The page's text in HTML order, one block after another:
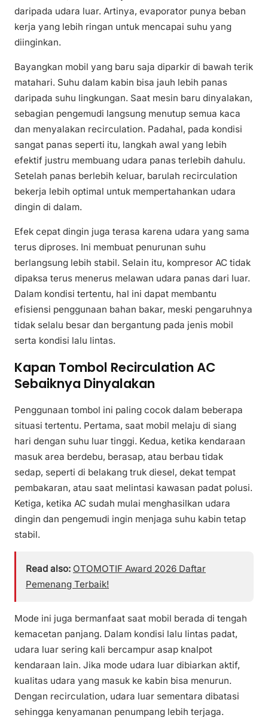
daripada udara luar. Artinya, evaporator punya beban
kerja yang lebih ringan untuk mencapai suhu yang
diinginkan.
Bayangkan mobil yang baru saja diparkir di bawah terik
matahari. Suhu dalam kabin bisa jauh lebih panas
daripada suhu lingkungan. Saat mesin baru dinyalakan,
sebagian pengemudi langsung menutup semua kaca
dan menyalakan recirculation. Padahal, pada kondisi
sangat panas seperti itu, langkah awal yang lebih
efektif justru membuang udara panas terlebih dahulu.
Setelah panas berlebih keluar, barulah recirculation
bekerja lebih optimal untuk mempertahankan udara
dingin di dalam.
Efek cepat dingin juga terasa karena udara yang sama
terus diproses. Ini membuat penurunan suhu
berlangsung lebih stabil. Selain itu, kompresor AC tidak
dipaksa terus menerus melawan udara panas dari luar.
Dalam kondisi tertentu, hal ini dapat membantu
efisiensi penggunaan bahan bakar, meski pengaruhnya
tidak selalu besar dan bergantung pada jenis mobil
serta kondisi lalu lintas.
Kapan Tombol Recirculation AC
Sebaiknya Dinyalakan
Penggunaan tombol ini paling cocok dalam beberapa
situasi tertentu. Pertama, saat mobil melaju di siang
hari dengan suhu luar tinggi. Kedua, ketika kendaraan
masuk area berdebu, berasap, atau berbau tidak
sedap, seperti di belakang truk diesel, dekat tempat
pembakaran, atau saat melintasi kawasan padat polusi.
Ketiga, ketika AC sudah mulai menghasilkan udara
dingin dan pengemudi ingin menjaga suhu kabin tetap
stabil.
Read also: OTOMOTIF Award 2026 Daftar
Pemenang Terbaik!
Mode ini juga bermanfaat saat mobil berada di tengah
kemacetan panjang. Dalam kondisi lalu lintas padat,
udara luar sering kali bercampur asap knalpot
kendaraan lain. Jika mode udara luar dibiarkan aktif,
kualitas udara yang masuk ke kabin bisa menurun.
Dengan recirculation, udara luar sementara dibatasi
sehingga kenyamanan penumpang lebih terjaga.